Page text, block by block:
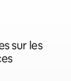
sur les